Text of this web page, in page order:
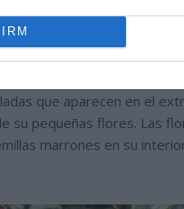
miden solo dos o
que aparecen en el
su pequeñas flores. Las
marrones en su